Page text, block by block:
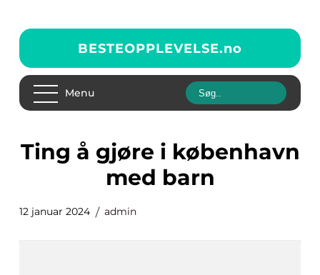
BESTEOPPLEVELSE.no
Menu
ting å gjøre i københavn
med barn
12 januar 2024 admin